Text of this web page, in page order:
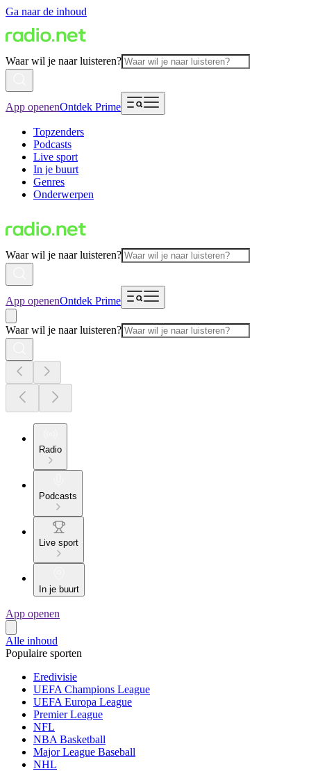
Ga naar de inhoud
Waar wil je naar luisteren?
App openenOntdek Prime
Topzenders
Podcasts
Live sport
In je buurt
Genres
Onderwerpen
Waar wil je naar luisteren?
App openenOntdek Prime
Waar wil je naar luisteren?
Radio
Podcasts
Live sport
In je buurt
App openen
Alle inhoud
Populaire sporten
Eredivisie
UEFA Champions League
UEFA Europa League
Premier League
NFL
NBA Basketball
Major League Baseball
NHL